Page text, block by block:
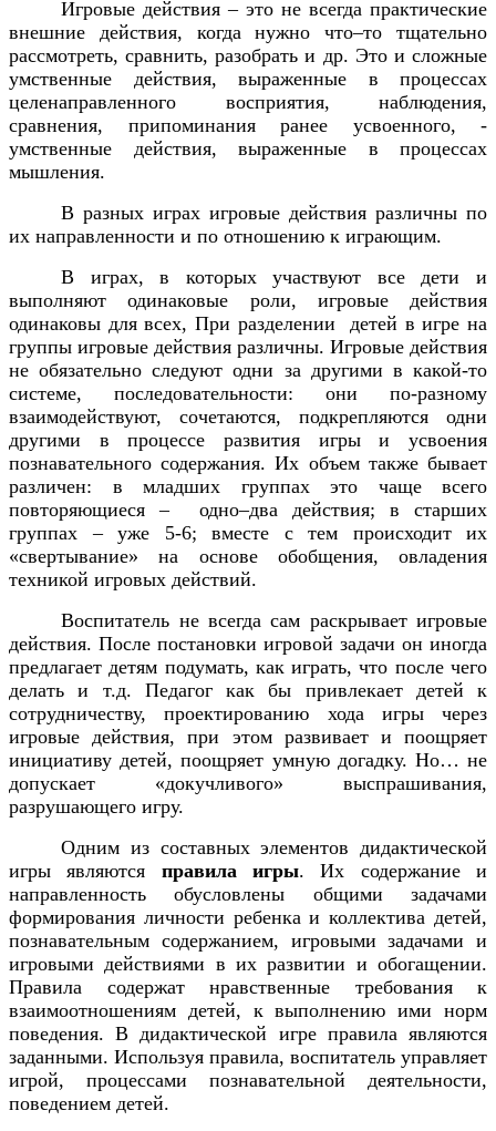
Игровые действия – это не всегда практические
внешние действия, когда нужно что–то тщательно
рассмотреть, сравнить, разобрать и др. Это и сложные
умственные действия, выраженные в процессах
целенаправленного восприятия, наблюдения,
сравнения, припоминания ранее усвоенного, -
умственные действия, выраженные в процессах
мышления.
В разных играх игровые действия различны по
их направленности и по отношению к играющим.
В играх, в которых участвуют все дети и
выполняют одинаковые роли, игровые действия
одинаковы для всех, При разделении
детей в игре на
группы игровые действия различны. Игровые действия
не обязательно следуют одни за другими в какой-то
системе, последовательности: они по-разному
взаимодействуют, сочетаются, подкрепляются одни
другими в процессе развития игры и усвоения
познавательного содержания. Их объем также бывает
различен: в младших группах это чаще всего
повторяющиеся –
одно–два действия; в старших
группах – уже 5-6; вместе с тем происходит их
«свертывание» на основе обобщения, овладения
техникой игровых действий.
Воспитатель не всегда сам раскрывает игровые
действия. После постановки игровой задачи он иногда
предлагает детям подумать, как играть, что после чего
делать и т.д. Педагог как бы привлекает детей к
сотрудничеству, проектированию хода игры через
игровые действия, при этом развивает и поощряет
инициативу детей, поощряет умную догадку. Но… не
допускает «докучливого» выспрашивания,
разрушающего игру.
Одним из составных элементов дидактической
игры являются правила игры. Их содержание и
направленность обусловлены общими задачами
формирования личности ребенка и коллектива детей,
познавательным содержанием, игровыми задачами и
игровыми действиями в их развитии и обогащении.
Правила содержат нравственные требования к
взаимоотношениям детей, к выполнению ими норм
поведения. В дидактической игре правила являются
заданными. Используя правила, воспитатель управляет
игрой, процессами познавательной деятельности,
поведением детей.